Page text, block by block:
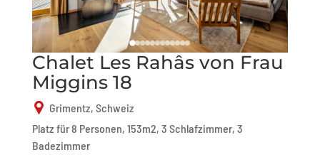
Chalet Les Rahâs von Frau
Miggins 18
Grimentz, Schweiz
Platz für 8 Personen, 153m2, 3 Schlafzimmer, 3
Badezimmer